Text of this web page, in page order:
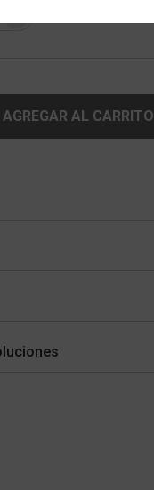
AGREGAR AL CARRITO